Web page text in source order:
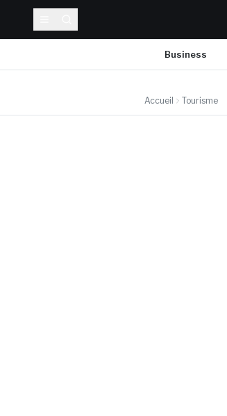
Business
Accueil Tourisme